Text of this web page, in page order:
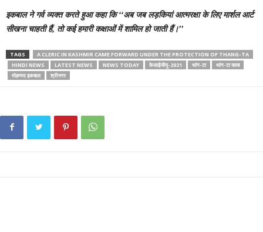
इकबाल ने गर्व व्यक्त करते हुआ कहा कि ‘‘अब जब लड़कियां आत्मरक्षा के लिए मार्शल आर्ट
सीखना चाहती हैं, तो कई हमारी कक्षाओं में शामिल हो जाती हैं।’’
TAGS
A CLERIC IN KASHMIR CAME FORWARD UNDER THE PROTECTION OF THANG-TA
HINDI NEWS
LATEST NEWS NEWS TODAY केआईजीयू-2021 थांग-टा
थांग-टा क्लब
मोहम्मद इकबाल
श्रीनगर